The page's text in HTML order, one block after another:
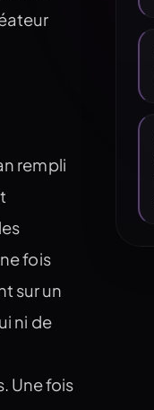
rempli
fois
sur un
ni de
Une fois